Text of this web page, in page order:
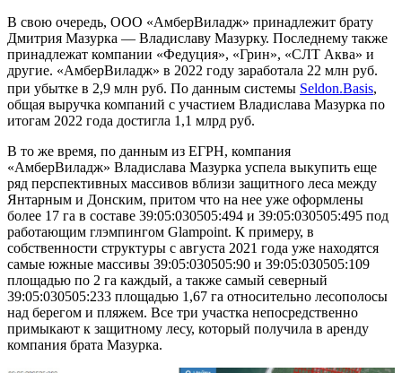
В свою очередь, ООО «АмберВиладж» принадлежит брату
Дмитрия Мазурка — Владиславу Мазурку. Последнему также
принадлежат компании «Федуция», «Грин», «СЛТ Аква» и
другие. «АмберВиладж» в 2022 году заработала 22 млн руб.
при убытке в 2,9 млн руб. По данным системы Seldon.Basis,
общая выручка компаний с участием Владислава Мазурка по
итогам 2022 года достигла 1,1 млрд руб.
В то же время, по данным из ЕГРН, компания
«АмберВиладж» Владислава Мазурка успела выкупить еще
ряд перспективных массивов вблизи защитного леса между
Янтарным и Донским, притом что на нее уже оформлены
более 17 га в составе 39:05:030505:494 и 39:05:030505:495 под
работающим глэмпингом Glampoint. К примеру, в
собственности структуры с августа 2021 года уже находятся
самые южные массивы 39:05:030505:90 и 39:05:030505:109
площадью по 2 га каждый, а также самый северный
39:05:030505:233 площадью 1,67 га относительно лесополосы
над берегом и пляжем. Все три участка непосредственно
примыкают к защитному лесу, который получила в аренду
компания брата Мазурка.